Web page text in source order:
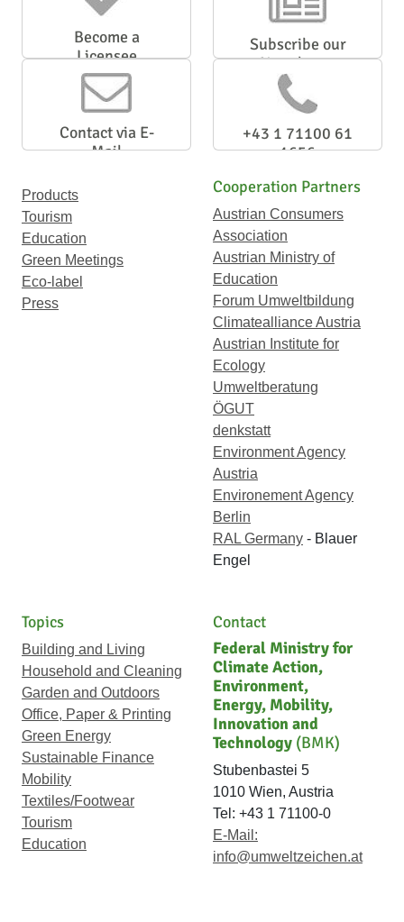
Become a
Licensee
Subscribe our
Newsletter
Contact via E-
Mail
+43 1 71100 61
1656
Products
Tourism
Education
Green Meetings
Eco-label
Press
Cooperation Partners
Austrian Consumers
Association
Austrian Ministry of
Education
Forum Umweltbildung
Climatealliance Austria
Austrian Institute for
Ecology
Umweltberatung
ÖGUT
denkstatt
Environment Agency
Austria
Environement Agency
Berlin
RAL Germany - Blauer
Engel
Topics
Building and Living
Household and Cleaning
Garden and Outdoors
Office, Paper & Printing
Green Energy
Sustainable Finance
Mobility
Textiles/Footwear
Tourism
Education
Contact
Federal Ministry for
Climate Action,
Environment,
Energy, Mobility,
Innovation and
Technology (BMK)
Stubenbastei 5
1010 Wien, Austria
Tel: +43 1 71100-0
E-Mail:
info@umweltzeichen.at